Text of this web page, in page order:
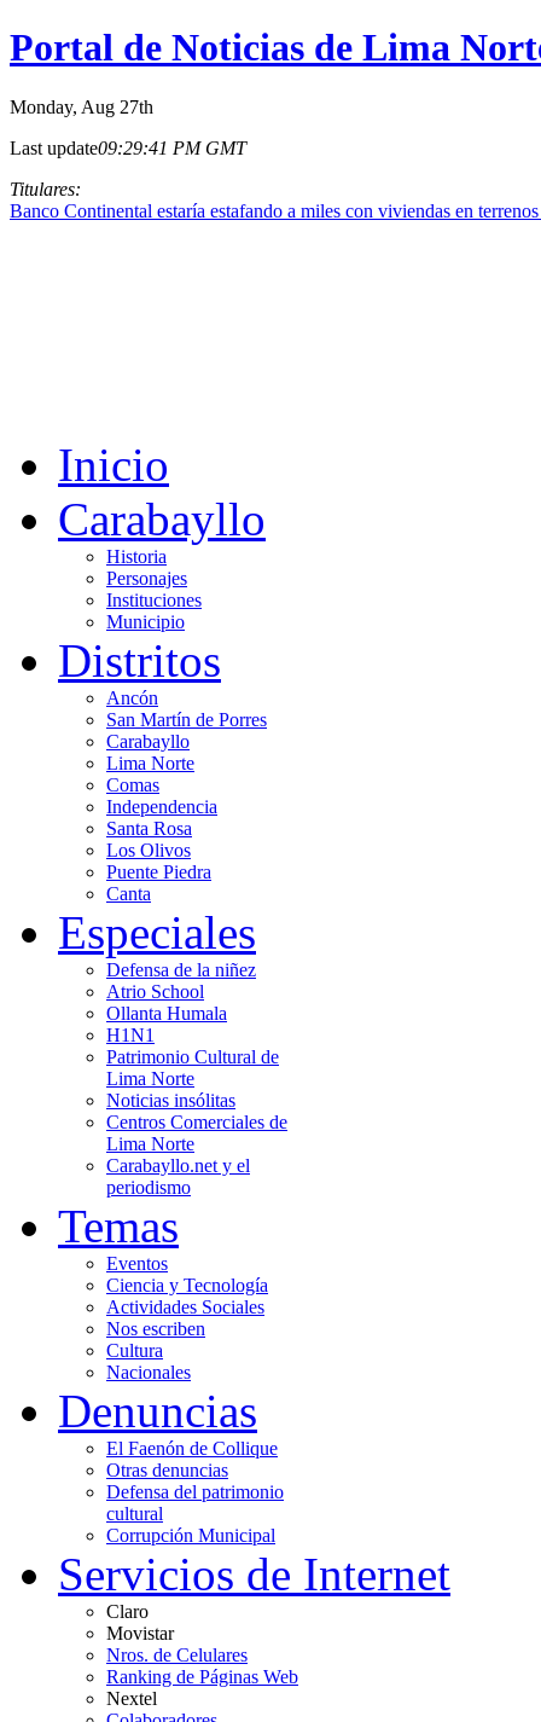
Portal de Noticias de Lima
Monday, Aug 27th
Last update09:29:41 PM GMT
Titulares:
Banco Continental estaría estafando a miles con viviendas en
Inicio
Carabayllo
Historia
Personajes
Instituciones
Municipio
Distritos
Ancón
San Martín de Porres
Carabayllo
Lima Norte
Comas
Independencia
Santa Rosa
Los Olivos
Puente Piedra
Canta
Especiales
Defensa de la niñez
Atrio School
Ollanta Humala
H1N1
Patrimonio Cultural de
Lima Norte
Noticias insólitas
Centros Comerciales de
Lima Norte
Carabayllo.net y el
periodismo
Temas
Eventos
Ciencia y Tecnología
Actividades Sociales
Nos escriben
Cultura
Nacionales
Denuncias
El Faenón de Collique
Otras denuncias
Defensa del patrimonio
cultural
Corrupción Municipal
Servicios de Internet
Claro
Movistar
Nros. de Celulares
Ranking de Páginas Web
Nextel